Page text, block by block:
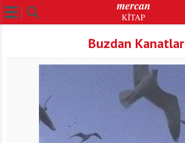
Buzdan Kanatlar